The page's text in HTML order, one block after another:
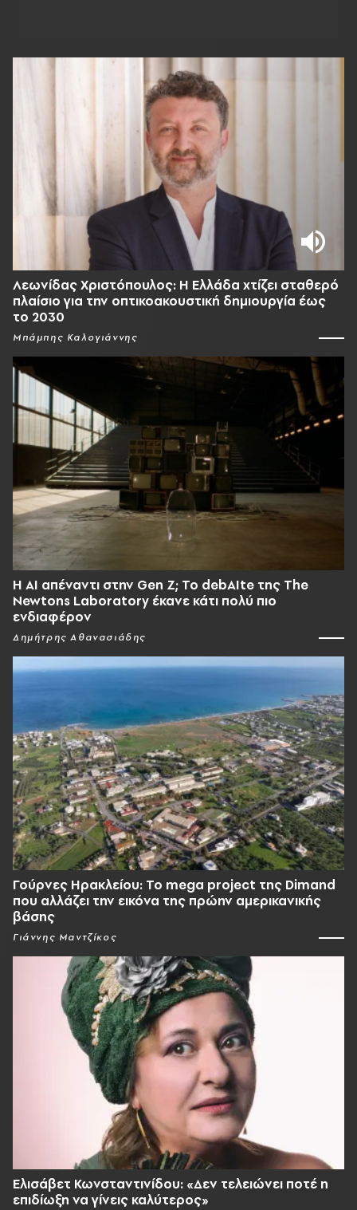
Λεωνίδας Χριστόπουλος: Η Ελλάδα χτίζει σταθερό
πλαίσιο για την οπτικοακουστική δημιουργία έως
το 2030
Μπάμπης Καλογιάννης
Η AI απέναντι στην Gen Z; Το debAIte της The
Newtons Laboratory έκανε κάτι πολύ πιο
ενδιαφέρον
Δημήτρης Αθανασιάδης
Γούρνες Ηρακλείου: To mega project της Dimand
που αλλάζει την εικόνα της πρώην αμερικανικής
βάσης
Γιάννης Μαντζίκος
Ελισάβετ Κωνσταντινίδου: «Δεν τελειώνει ποτέ η
επιδίωξη να γίνεις καλύτερος»